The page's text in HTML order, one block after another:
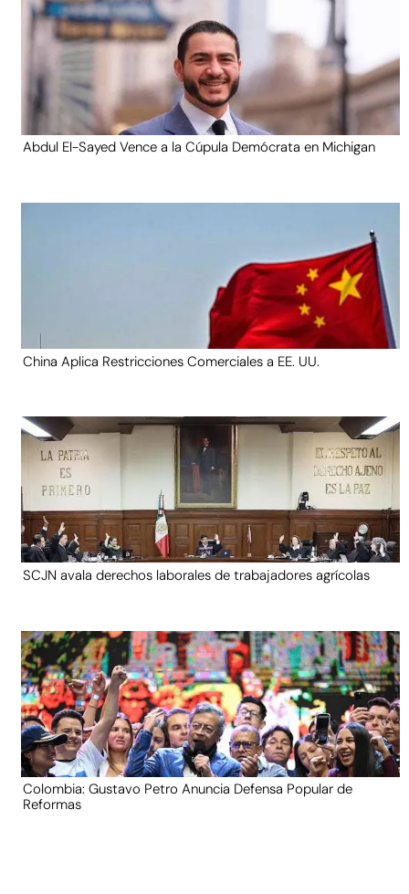
Abdul El-Sayed Vence a la Cúpula Demócrata en Michigan
China Aplica Restricciones Comerciales a EE. UU.
SCJN avala derechos laborales de trabajadores agrícolas
Colombia: Gustavo Petro Anuncia Defensa Popular de
Reformas